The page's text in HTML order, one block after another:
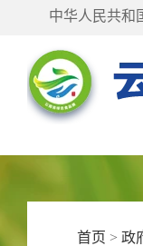
中华人民共和
首页 >政